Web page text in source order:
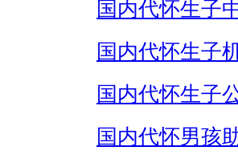
国内代怀生子
国内代怀生子
国内代怀生子
国内代怀男孩